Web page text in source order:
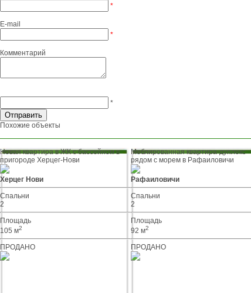
*
E-mail
*
Комментарий
*
Похожие объекты
Новая квартира в ЖК с бассейном в
пригороде Херцег-Нови
Херцег Нови
Спальни
2
Площадь
105 м2
ПРОДАНО
Меблированная квартира-дуплекс
рядом с морем в Рафаиловичи
Рафаиловичи
Спальни
2
Площадь
92 м2
ПРОДАНО